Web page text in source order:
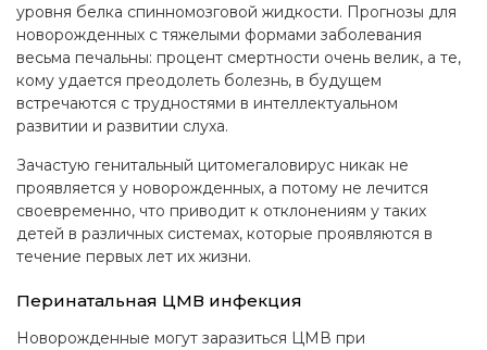
уровня белка спинномозговой жидкости. Прогнозы для
новорожденных с тяжелыми формами заболевания
весьма печальны: процент смертности очень велик, а те,
кому удается преодолеть болезнь, в будущем
встречаются с трудностями в интеллектуальном
развитии и развитии слуха.
Зачастую генитальный цитомегаловирус никак не
проявляется у новорожденных, а потому не лечится
своевременно, что приводит к отклонениям у таких
детей в различных системах, которые проявляются в
течение первых лет их жизни.
Перинатальная ЦМВ инфекция
Новорожденные могут заразиться ЦМВ при